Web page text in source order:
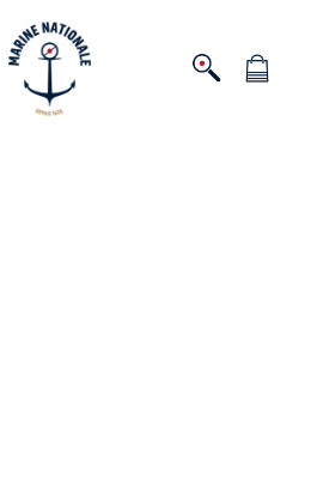
Boutique officielle de la Marine
Ouvrir laVoir le